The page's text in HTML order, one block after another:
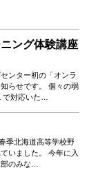
ング体験講座
ンター初の「オンラ
らせです。 個々の弱
で対応いた…
季北海道高等学校野
いました。 今年に入
のみな…